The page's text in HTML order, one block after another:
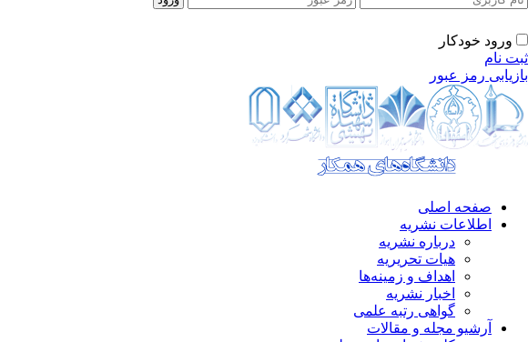
ورود خودکار
ثبت نام
بازیابی رمز عبور
صفحه اصلی
اطلاعات نشریه
درباره نشریه
هیات تحریریه
اهداف و زمینه‌ها
اخبار نشریه
گواهی رتبه علمی
آرشیو مجله و مقالات